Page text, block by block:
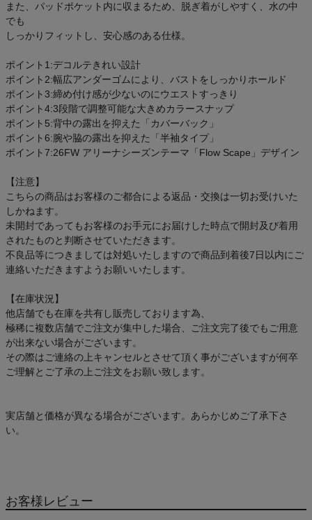
また、パッドポケット内に収まるため、脱ぎ着がしやすく、水の中
でも
しっかりフィットし、安心感のある仕様。
ポイント1:デコルテきれい設計
ポイント2:幅広アンダーゴムにより、バストをしっかりホールド
ポイント3:締め付け感が少ないのにウエストすっきり
ポイント4:3段階で調整可能な大きめカラースナップ
ポイント5:背中の露出を抑えた「カバーバック」
ポイント6:腕や脇の露出を抑えた「半袖タイプ」
ポイント7:26FW アリーナシーズンテーマ「Flow Scape」デザイン
【注意】
こちらの商品はお客様のご都合による返品・交換は一切お受けいた
しかねます。
未開封であってもお客様のお手元にお届けした時点で開封及び着用
されたものと判断させていただきます。
不良品等につきましては対処いたしますので商品到着後7日以内にご
連絡いただきますようお願いいたします。
【在庫状況】
他店舗でも在庫を共有し販売しております為、
極稀に複数店舗でご注文が集中した場合、ご注文完了後でもご用意
が出来ない場合がございます。
その際はご連絡の上キャンセルとさせて頂く事がございますが何卒
ご理解とご了承の上ご注文をお願い致します。
実店舗と価格が異なる場合がございます。あらかじめご了承下さ
い。
お客様レビュー